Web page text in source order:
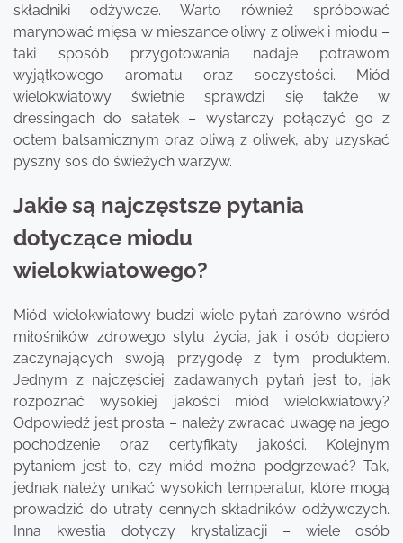
składniki odżywcze. Warto również spróbować
marynować mięsa w mieszance oliwy z oliwek i miodu –
taki sposób przygotowania nadaje potrawom
wyjątkowego aromatu oraz soczystości. Miód
wielokwiatowy świetnie sprawdzi się także w
dressingach do sałatek – wystarczy połączyć go z
octem balsamicznym oraz oliwą z oliwek, aby uzyskać
pyszny sos do świeżych warzyw.
Jakie są najczęstsze pytania
dotyczące miodu
wielokwiatowego?
Miód wielokwiatowy budzi wiele pytań zarówno wśród
miłośników zdrowego stylu życia, jak i osób dopiero
zaczynających swoją przygodę z tym produktem.
Jednym z najczęściej zadawanych pytań jest to, jak
rozpoznać wysokiej jakości miód wielokwiatowy?
Odpowiedź jest prosta – należy zwracać uwagę na jego
pochodzenie oraz certyfikaty jakości. Kolejnym
pytaniem jest to, czy miód można podgrzewać? Tak,
jednak należy unikać wysokich temperatur, które mogą
prowadzić do utraty cennych składników odżywczych.
Inna kwestia dotyczy krystalizacji – wiele osób